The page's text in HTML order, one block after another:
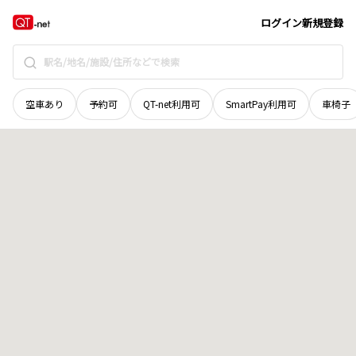
ログイン新規登録
空車あり 予約可 QT-net利用可 SmartPay利用可 車椅子
京都府